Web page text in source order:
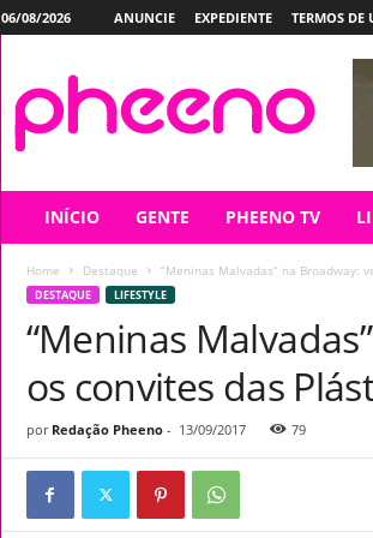
06/08/2026 ANUNCIE EXPEDIENTE TERMOS DE
INÍCIO GENTE PHEENO TV
Home Destaque “Meninas Malvadas” na Broadway:
DESTAQUE LIFESTYLE
“Meninas
os convites das
por Redação Pheeno- 13/09/2017 79